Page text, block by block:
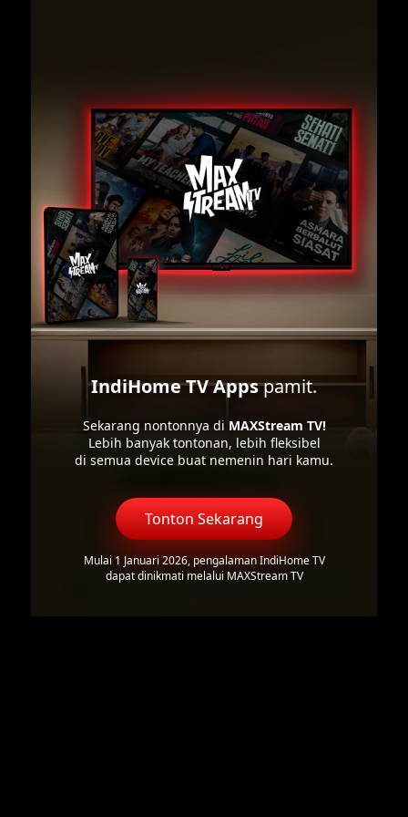
IndiHome TV Appspamit.
Sekarang nontonnya di MAXStream TV!
Lebih banyak tontonan, lebih fleksibel
di semua device buat nemenin hari kamu.
Tonton Sekarang
Mulai 1 Januari 2026, pengalaman IndiHome TV
dapat dinikmati melalui MAXStream TV